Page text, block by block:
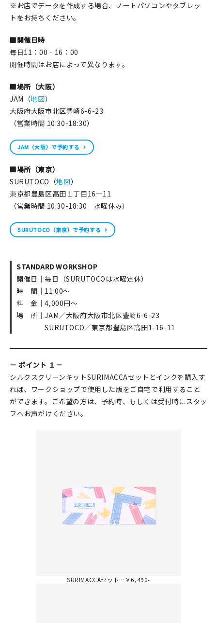
※お店でデータを作成する場合、ノートパソコンやタブレッ
トをお持ちください。
■開催日時
毎日11：00‐16：00
開催時間はお店によって異なります。
■場所（大阪）
JAM（地図）
大阪府大阪市北区豊崎6-6-23
（営業時間 10:30-18:30）
JAM（大阪）で予約する
■場所（東京）
SURUTOCO（地図）
東京都豊島区高田１丁目16ー11
（営業時間 10:30-18:30 水曜休み）
SURUTOCO（東京）で予約する
STANDARD WORKSHOP
開催日｜毎日（SURUTOCOは水曜定休）
時 間｜11:00～
料 金｜4,000円～
場 所｜JAM／大阪府大阪市北区豊崎6-6-23
SURUTOCO／東京都豊島区高田1-16-11
－ ポイント １－
シルクスクリーンキットSURIMACCAセットとインクを購入す
れば、ワークショップで使用した版をご自宅で利用すること
ができます。ご希望の方は、予約時、もしくは受付時にスタッ
フへお声がけください。
SURIMACCAセット…￥6,490-